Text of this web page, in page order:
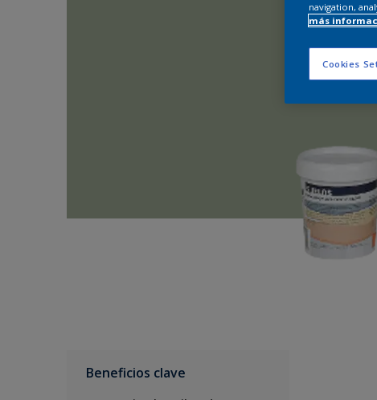
Beneficios clave
navigation,
más
Cookies